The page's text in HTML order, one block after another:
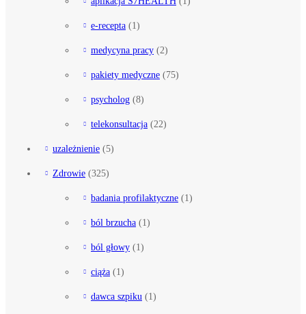
e-recepta (1)
medycyna pracy (2)
pakiety medyczne (75)
psycholog (8)
telekonsultacja (22)
uzależnienie (5)
Zdrowie (325)
badania profilaktyczne (1)
ból brzucha (1)
ból głowy (1)
ciąża (1)
dawca szpiku (1)